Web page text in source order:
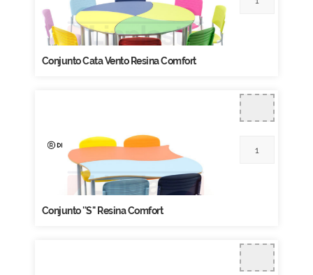
Conjunto Cata Vento Resina Comfort
Conjunto ''S'' Resina Comfort